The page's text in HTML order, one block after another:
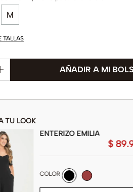
M
TALLAS
TU LOOK
ENTERIZO EMILIA
$ 89.
COLOR